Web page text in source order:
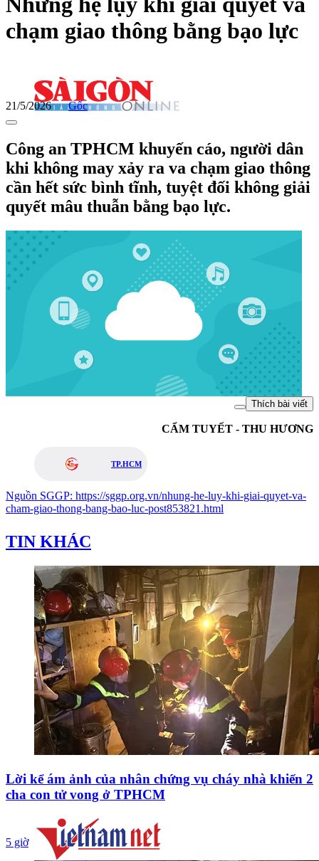
chạm giao thông bằng bạo lực
21/5/2026 Gốc
Công an TPHCM khuyến cáo, người dân
khi không may xảy ra va chạm giao thông
cần hết sức bình tĩnh, tuyệt đối không giải
quyết mâu thuẫn bằng bạo lực.
Thích bài viết
CẨM TUYẾT - THU HƯƠNG
TP.HCM
Nguồn SGGP: https://sggp.org.vn/nhung-he-luy-khi-giai-quyet-va-
cham-giao-thong-bang-bao-luc-post853821.html
TIN KHÁC
Lời kể ám ảnh của nhân chứng vụ cháy nhà khiến 2
cha con tử vong ở TPHCM
5 giờ